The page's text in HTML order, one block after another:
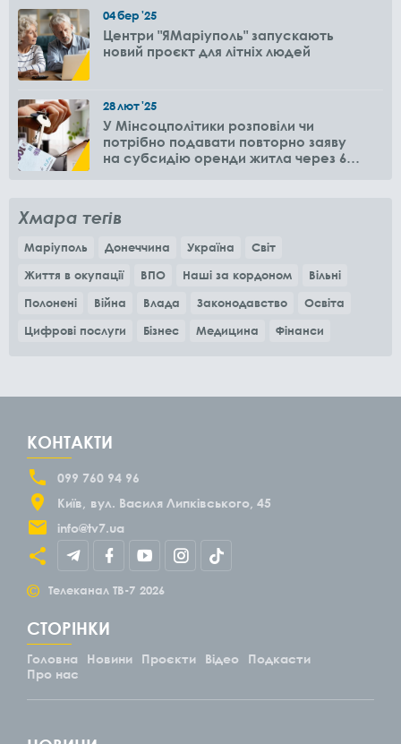
04бер'25
Центри "ЯМаріуполь" запускають
новий проєкт для літніх людей
28лют'25
У Мінсоцполітики розповіли чи
потрібно подавати повторно заяву
на субсидію оренди житла через 6
Хмара тегів
Маріуполь Донеччина Україна
Світ
Життя в окупації
ВПО Наші за кордоном
Вільні
Полонені
Війна Влада Законодавство
Освіта
Цифрові послуги
Бізнес Медицина Фінанси
КОНТАКТИ
099 760 94 96
Київ
вул. Василя Липківського, 45
info@tv7.ua
© Телеканал ТВ-7 2026
СТОРІНКИ
Головна Новини Проєкти Відео
Подкасти
Про нас